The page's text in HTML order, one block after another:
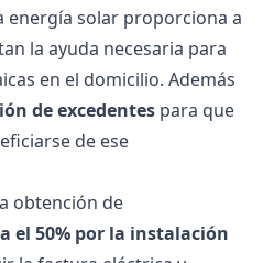
energía solar proporciona a
la ayuda necesaria para
en el domicilio. Además
de excedentes para que
de ese
obtención de
el 50% por la instalación